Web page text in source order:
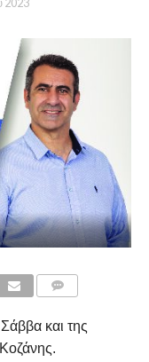
και της